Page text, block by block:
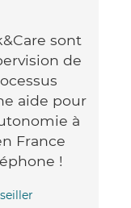
sont
de
aide pour
à
France
!